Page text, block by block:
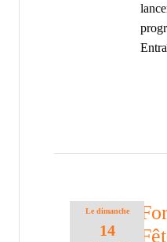
Le dimanche
14